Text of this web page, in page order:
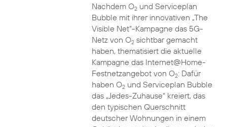
Nachdem O2und Serviceplan
Bubble mit ihrer innovativen „The
Visible Net“-Kampagne das 5G-
Netz von O2sichtbar gemacht
haben, thematisiert die aktuelle
Kampagne das Internet@Home-
Festnetzangebot von O2: Dafür
haben O2und Serviceplan Bubble
das „Jedes-Zuhause“ kreiert, das
den typischen Querschnitt
deutscher Wohnungen in einem